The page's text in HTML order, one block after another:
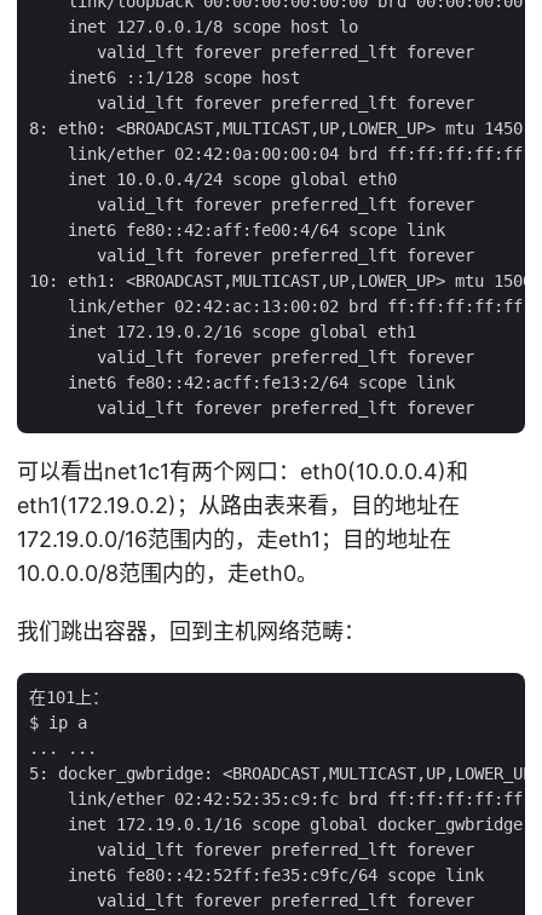
    inet 127.0.0.1/8 scope host lo
       valid_lft forever preferred_lft forever
    inet6 ::1/128 scope host
       valid_lft forever preferred_lft forever
8: eth0: <BROADCAST,MULTICAST,UP,LOWER_UP> mtu
link/ether 02:42:0a:00:00:04 brd
    inet 10.0.0.4/24 scope global eth0
       valid_lft forever preferred_lft forever
    inet6 fe80::42:aff:fe00:4/64 scope link
       valid_lft forever preferred_lft forever
10: eth1: <BROADCAST,MULTICAST,UP,LOWER_UP> mtu
link/ether 02:42:ac:13:00:02 brd
    inet 172.19.0.2/16 scope global eth1
       valid_lft forever preferred_lft forever
    inet6 fe80::42:acff:fe13:2/64 scope link
可以看出net1c1有两个网口：eth0(10.0.0.4)和
eth1(172.19.0.2)；从路由表来看，目的地址在
172.19.0.0/16范围内的，走eth1；目的地址在
10.0.0.0/8范围内的，走eth0。
我们跳出容器，回到主机网络范畴：
在101上：
$ ip a
... ...
5: docker_gwbridge:
link/ether 02:42:52:35:c9:fc brd
    inet 172.19.0.1/16 scope global docker_gwbridge
       valid_lft forever preferred_lft forever
    inet6 fe80::42:52ff:fe35:c9fc/64 scope link
       valid_lft forever preferred_lft forever